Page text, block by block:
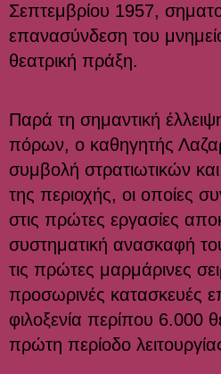
Σεπτεμβρίου 1957,
επανασύνδεση του
θεατρική πράξη.
Παρά τη σημαντική
πόρων, ο καθηγητής
συμβολή στρατιωτικών
της περιοχής, οι οποίες
στις πρώτες εργασίες
συστηματική ανασκαφή
τις πρώτες μαρμάρινες
προσωρινές κατασκευές
φιλοξενία περίπου 6.000
πρώτη περίοδο